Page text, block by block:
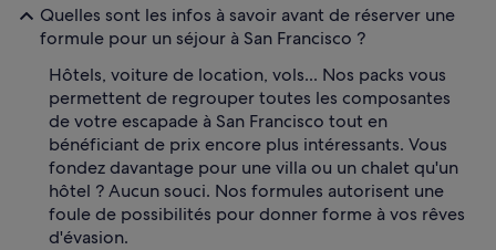
Quelles sont les infos à savoir avant de réserver une
formule pour un séjour à San Francisco ?
Hôtels, voiture de location, vols... Nos packs vous
permettent de regrouper toutes les composantes
de votre escapade à San Francisco tout en
bénéficiant de prix encore plus intéressants. Vous
fondez davantage pour une villa ou un chalet qu'un
hôtel ? Aucun souci. Nos formules autorisent une
foule de possibilités pour donner forme à vos rêves
d'évasion.